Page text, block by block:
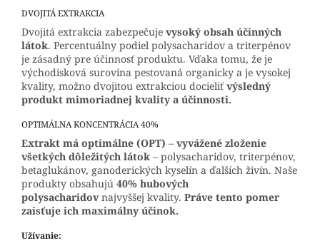
DVOJITÁ EXTRAKCIA
Dvojitá extrakcia zabezpečuje vysoký obsah účinných
látok. Percentuálny podiel polysacharidov a triterpénov
je zásadný pre účinnosť produktu. Vďaka tomu, že je
východisková surovina pestovaná organicky a je vysokej
kvality, možno dvojitou extrakciou docieliť výsledný
produkt mimoriadnej kvality a účinnosti.
OPTIMÁLNA KONCENTRÁCIA 40%
Extrakt má optimálne (OPT) – vyvážené zloženie
všetkých dôležitých látok – polysacharidov, triterpénov,
betaglukánov, ganoderických kyselín a ďalších živín. Naše
produkty obsahujú 40% hubových
polysacharidovnajvyššej kvality. Práve tento pomer
zaisťuje ich maximálny účinok.
Užívanie: